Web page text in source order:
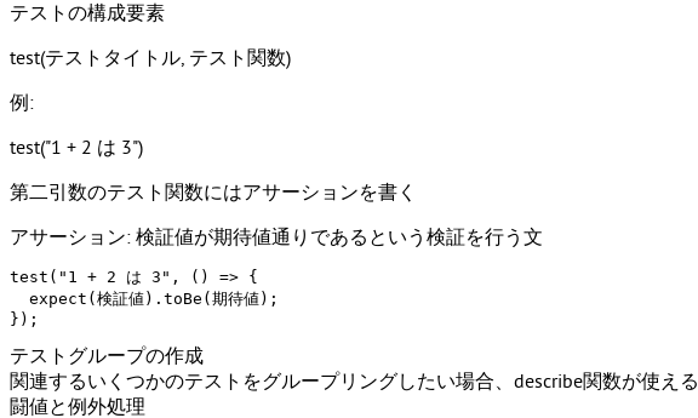
テストの構成要素
test(テストタイトル, テスト関数)
例:
test("1 + 2 は 3")
第二引数のテスト関数にはアサーションを書く
アサーション: 検証値が期待値通りであるという検証を行う文
test ( "1 + 2 は 3" , () => {
expect (検証値). toBe (期待値);
テストグループの作成
関連するいくつかのテストをグループリングしたい場合、 describe関数が使える
闘値と例外処理